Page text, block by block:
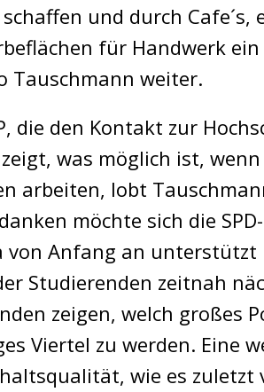
und durch Cafe´s,
für Handwerk
Tauschmann weiter.
die den Kontakt zur
was möglich ist,
arbeiten, lobt
möchte sich die
von Anfang an unterstützt
Studierenden zeitnah
zeigen, welch großes
Viertel zu werden. Eine
wie es zuletzt